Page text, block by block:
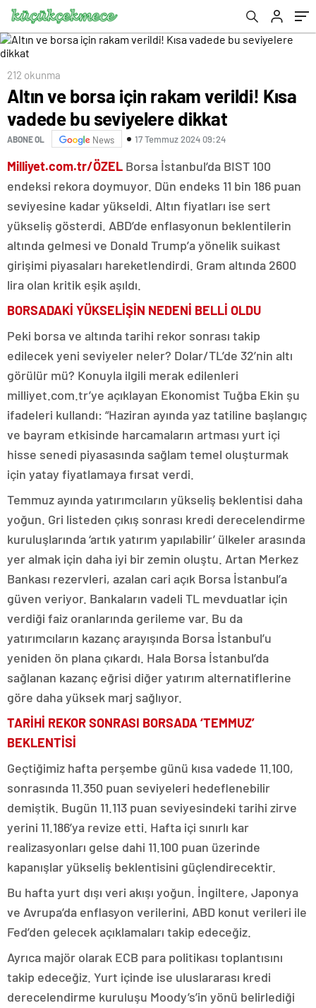
212 okunma
Altın ve borsa için rakam verildi! Kısa
vadede bu seviyelere dikkat
ABONE OL News 17 Temmuz 2024 09:24
Milliyet.com.tr/ÖZEL Borsa İstanbul’da BIST 100
endeksi rekora doymuyor. Dün endeks 11 bin 186 puan
seviyesine kadar yükseldi. Altın fiyatları ise sert
yükseliş gösterdi. ABD’de enflasyonun beklentilerin
altında gelmesi ve Donald Trump’a yönelik suikast
girişimi piyasaları hareketlendirdi. Gram altında 2600
lira olan kritik eşik aşıldı.
BORSADAKİ YÜKSELİŞİN NEDENİ BELLİ OLDU
Peki borsa ve altında tarihi rekor sonrası takip
edilecek yeni seviyeler neler? Dolar/TL’de 32’nin altı
görülür mü? Konuyla ilgili merak edilenleri
milliyet.com.tr’ye açıklayan Ekonomist Tuğba Ekin şu
ifadeleri kullandı: “Haziran ayında yaz tatiline başlangıç
ve bayram etkisinde harcamaların artması yurt içi
hisse senedi piyasasında sağlam temel oluşturmak
için yatay fiyatlamaya fırsat verdi.
Temmuz ayında yatırımcıların yükseliş beklentisi daha
yoğun. Gri listeden çıkış sonrası kredi derecelendirme
kuruluşlarında ‘artık yatırım yapılabilir’ ülkeler arasında
yer almak için daha iyi bir zemin oluştu. Artan Merkez
Bankası rezervleri, azalan cari açık Borsa İstanbul’a
güven veriyor. Bankaların vadeli TL mevduatlar için
verdiği faiz oranlarında gerileme var. Bu da
yatırımcıların kazanç arayışında Borsa İstanbul’u
yeniden ön plana çıkardı. Hala Borsa İstanbul’da
sağlanan kazanç eğrisi diğer yatırım alternatiflerine
göre daha yüksek marj sağlıyor.
TARİHİ REKOR SONRASI BORSADA ‘TEMMUZ’
BEKLENTİSİ
Geçtiğimiz hafta perşembe günü kısa vadede 11.100,
sonrasında 11.350 puan seviyeleri hedeflenebilir
demiştik. Bugün 11.113 puan seviyesindeki tarihi zirve
yerini 11.186’ya revize etti. Hafta içi sınırlı kar
realizasyonları gelse dahi 11.100 puan üzerinde
kapanışlar yükseliş beklentisini güçlendirecektir.
Bu hafta yurt dışı veri akışı yoğun. İngiltere, Japonya
ve Avrupa’da enflasyon verilerini, ABD konut verileri ile
Fed’den gelecek açıklamaları takip edeceğiz.
Ayrıca majör olarak ECB para politikası toplantısını
takip edeceğiz. Yurt içinde ise uluslararası kredi
derecelendirme kuruluşu Moody’s’in yönü belirlediği
getirisi